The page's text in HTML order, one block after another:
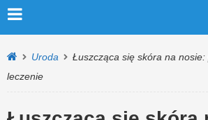
Uroda
Łuszcząca się skóra na
leczenie